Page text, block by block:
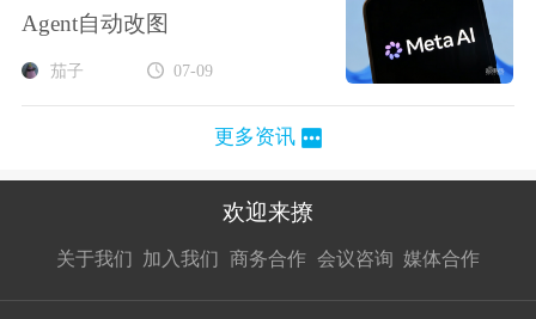
Agent自动改图
茄子 07-09
更多资讯
欢迎来撩
关于我们 加入我们
接扔简历
商务合作
接开聊
会议咨询 媒体合作
接开聊